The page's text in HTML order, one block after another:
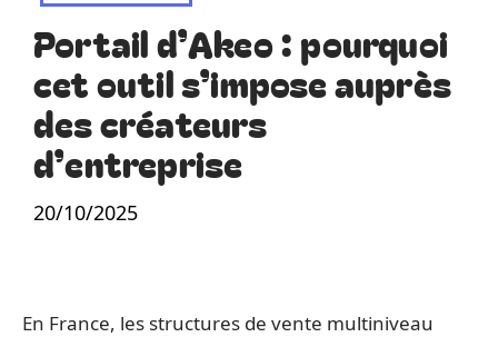
Portail d’Akeo : pourquoi
cet outil s’impose auprès
des créateurs
d’entreprise
20/10/2025
En France, les structures de vente multiniveau